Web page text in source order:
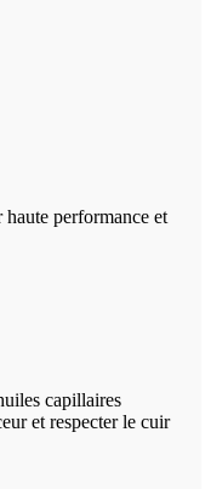
performance et
capillaires
et respecter le cuir